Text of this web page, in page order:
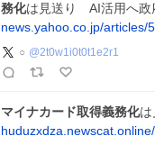
務化は見送り AI活用へ政
news.yahoo.co.jp/articles/
○ @2t0w1i0t0t1e2r1
マイナカード取得義務化